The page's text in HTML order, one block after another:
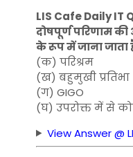
LIS Cafe Daily IT
दोषपूर्ण परिणाम
के रूप में जाना जाता
(क) परिश्रम
(ख) ​​बहुमुखी प्रतिभा
(ग) GIGO
(घ) उपरोक्त में से
View Answer @